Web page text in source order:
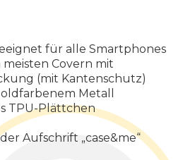
für alle Smartphones
Covern mit
(mit Kantenschutz)
Metall
TPU-Plättchen
Aufschrift „case&me“